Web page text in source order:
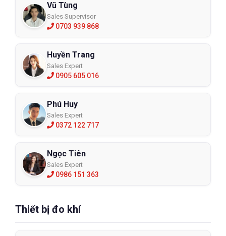
Vũ Tùng
Sales Supervisor
0703 939 868
Huyền Trang
Sales Expert
0905 605 016
Phú Huy
Sales Expert
0372 122 717
Ngọc Tiên
Sales Expert
0986 151 363
Thiết bị đo khí